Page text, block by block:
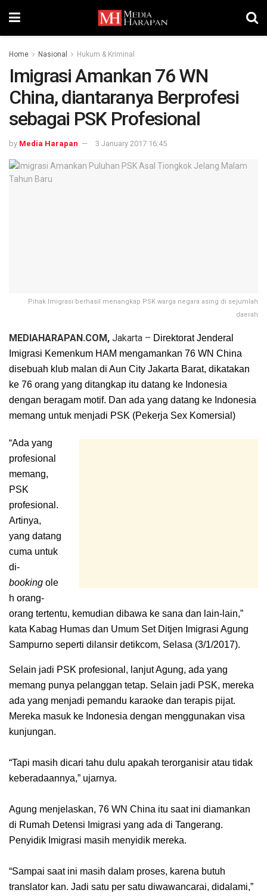
Home Nasional Hukum & Kriminal
Imigrasi Amankan 76 WN
China, diantaranya Berprofesi
sebagai PSK Profesional
by Media Harapan 3 January 2017 16:45
Pihak Imigrasi berhasil menangkap PSK warga negara asing di sejumlah
daerah
​MEDIAHARAPAN.COM, Jakarta – Direktorat Jenderal
Imigrasi Kemenkum HAM mengamankan 76 WN China
disebuah klub malan di Aun City Jakarta Barat, dikatakan
ke 76 orang yang ditangkap itu datang ke Indonesia
dengan beragam motif. Dan ada yang datang ke Indonesia
memang untuk menjadi PSK (Pekerja Sex Komersial)
“Ada yang
profesional
memang,
PSK
profesional.
Artinya,
yang datang
cuma untuk
di-
booking ole
h orang-
orang tertentu, kemudian dibawa ke sana dan lain-lain,”
kata Kabag Humas dan Umum Set Ditjen Imigrasi Agung
Sampurno seperti dilansir detikcom, Selasa (3/1/2017).
Selain jadi PSK profesional, lanjut Agung, ada yang
memang punya pelanggan tetap. Selain jadi PSK, mereka
ada yang menjadi pemandu karaoke dan terapis pijat.
Mereka masuk ke Indonesia dengan menggunakan visa
kunjungan.
“Tapi masih dicari tahu dulu apakah terorganisir atau tidak
keberadaannya,” ujarnya.
Agung menjelaskan, 76 WN China itu saat ini diamankan
di Rumah Detensi Imigrasi yang ada di Tangerang.
Penyidik Imigrasi masih menyidik mereka.
“Sampai saat ini masih dalam proses, karena butuh
translator kan. Jadi satu per satu diwawancarai, didalami,”